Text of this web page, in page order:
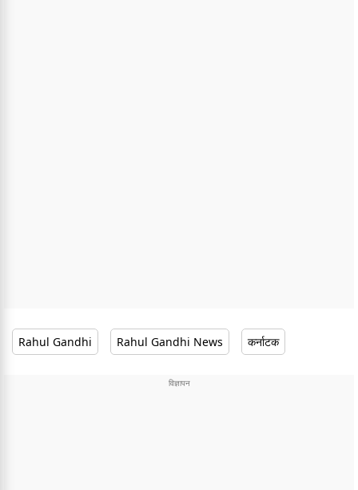
Rahul Gandhi Rahul Gandhi News कर्नाटक